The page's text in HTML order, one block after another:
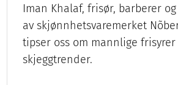
Iman Khalaf, frisør, barberer
av skjønnhetsvaremerket
tipser oss om mannlige frisyrer
skjeggtrender.